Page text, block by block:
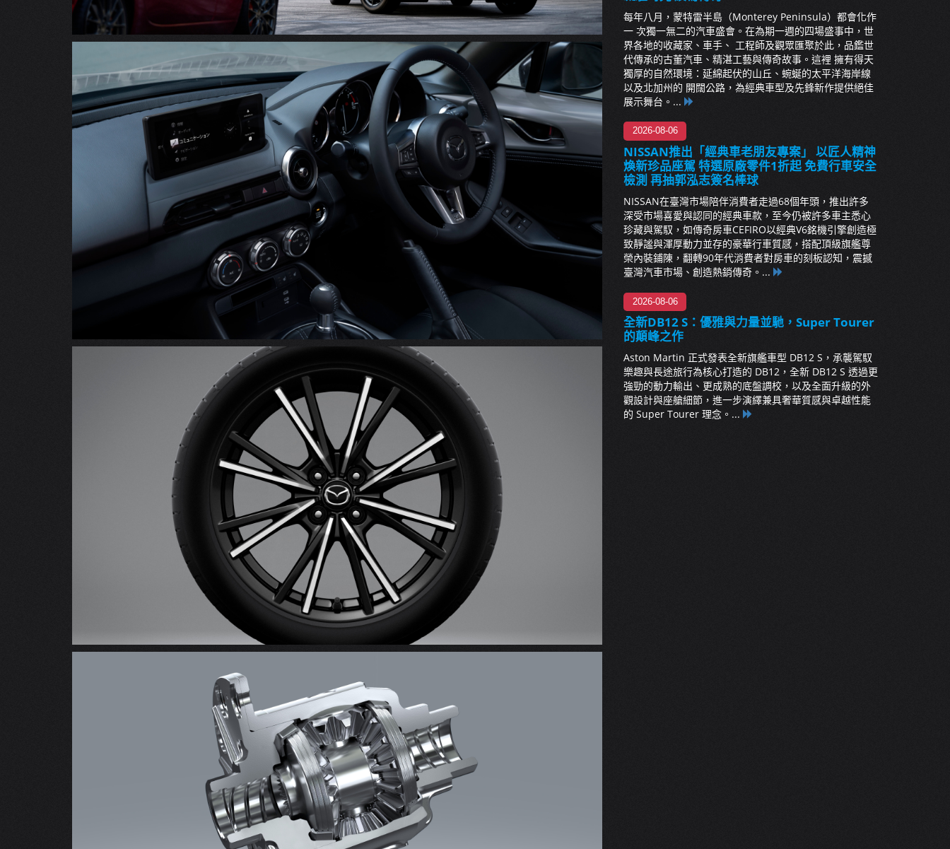
每年八月，蒙特雷半島（Monterey Peninsula）都會化作
一 次獨一無二的汽車盛會。在為期一週的四場盛事中，世
界各地的收藏家、車手、 工程師及觀眾匯聚於此，品鑑世
代傳承的古董汽車、精湛工藝與傳奇故事。這裡 擁有得天
獨厚的自然環境：延綿起伏的山丘、蜿蜒的太平洋海岸線
以及北加州的 開闊公路，為經典車型及先鋒新作提供絕佳
展示舞台。...
2026-08-06
NISSAN推出「經典車老朋友專案」 以匠人精神
煥新珍品座駕 特選原廠零件1折起 免費行車安全
檢測 再抽郭泓志簽名棒球
NISSAN在臺灣市場陪伴消費者走過68個年頭，推出許多
深受市場喜愛與認同的經典車款，至今仍被許多車主悉心
珍藏與駕馭，如傳奇房車CEFIRO以經典V6銘機引擎創造極
致靜謐與渾厚動力並存的豪華行車質感，搭配頂級旗艦尊
榮內裝鋪陳，翻轉90年代消費者對房車的刻板認知，震撼
臺灣汽車市場、創造熱銷傳奇。...
2026-08-06
全新DB12 S：優雅與力量並馳，Super Tourer
的顛峰之作
Aston Martin 正式發表全新旗艦車型 DB12 S，承襲駕馭
樂趣與長途旅行為核心打造的 DB12，全新 DB12 S 透過更
強勁的動力輸出、更成熟的底盤調校，以及全面升級的外
觀設計與座艙細節，進一步演繹兼具奢華質感與卓越性能
的 Super Tourer 理念。...